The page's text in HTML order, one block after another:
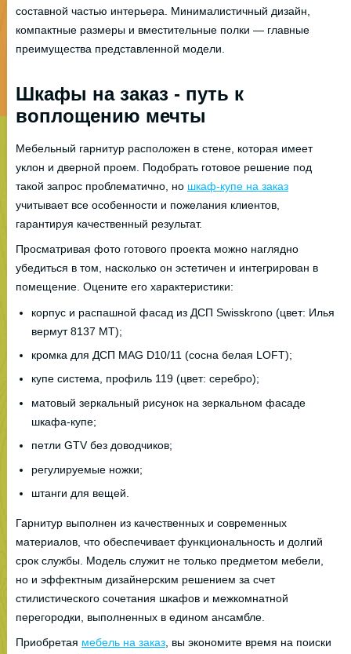
составной частью интерьера. Минималистичный дизайн,
компактные размеры и вместительные полки — главные
преимущества представленной модели.
Шкафы на заказ - путь к
воплощению мечты
Мебельный гарнитур расположен в стене, которая имеет
уклон и дверной проем. Подобрать готовое решение под
такой запрос проблематично, но шкаф-купе на заказ
учитывает все особенности и пожелания клиентов,
гарантируя качественный результат.
Просматривая фото готового проекта можно наглядно
убедиться в том, насколько он эстетичен и интегрирован в
помещение. Оцените его характеристики:
корпус и распашной фасад из ДСП Swisskrono (цвет: Илья
вермут 8137 МТ);
кромка для ДСП MAG D10/11 (сосна белая LOFT);
купе система, профиль 119 (цвет: серебро);
матовый зеркальный рисунок на зеркальном фасаде
шкафа-купе;
петли GTV без доводчиков;
регулируемые ножки;
штанги для вещей.
Гарнитур выполнен из качественных и современных
материалов, что обеспечивает функциональность и долгий
срок службы. Модель служит не только предметом мебели,
но и эффектным дизайнерским решением за счет
стилистического сочетания шкафов и межкомнатной
перегородки, выполненных в едином ансамбле.
Приобретая мебель на заказ, вы экономите время на поиски